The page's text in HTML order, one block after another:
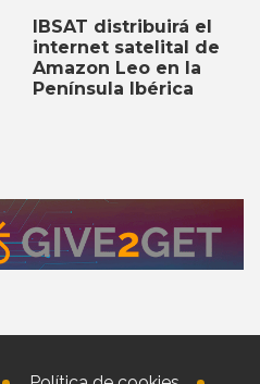
IBSAT distribuirá el
internet satelital de
Amazon Leo en la
Península Ibérica